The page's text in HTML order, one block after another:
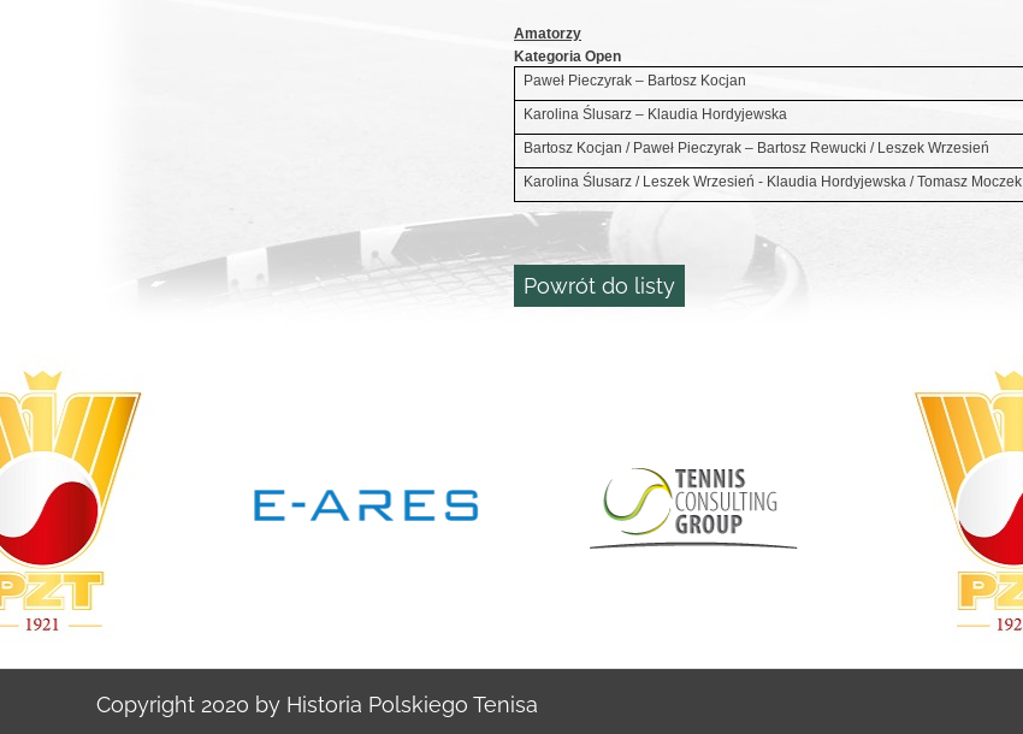
Amatorzy
Kategoria Open
Paweł Pieczyrak – Bartosz Kocjan
Karolina Ślusarz – Klaudia Hordyjewska
Bartosz Kocjan / Paweł Pieczyrak – Bartosz Rewucki / Leszek Wrzesień
Karolina Ślusarz / Leszek Wrzesień - Klaudia Hordyjewska / Tomasz Moczek
Powrót do listy
Copyright 2020 by Historia Polskiego Tenisa